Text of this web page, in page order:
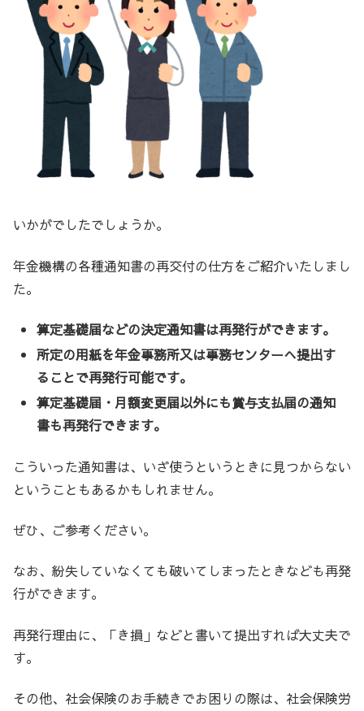
いかがでしたでしょうか。
年金機構の各種通知書の再交付の仕方をご紹介いたしまし
た。
算定基礎届などの決定通知書は再発行ができます。
所定の用紙を年金事務所又は事務センターへ提出す
ることで再発行可能です。
算定基礎届・月額変更届以外にも賞与支払届の通知
書も再発行できます。
こういった通知書は、いざ使うというときに見つからない
ということもあるかもしれません。
ぜひ、ご参考ください。
なお、紛失していなくても破いてしまったときなども再発
行ができます。
再発行理由に、「き損」などと書いて提出すれば大丈夫で
す。
その他、社会保険のお手続きでお困りの際は、社会保険労